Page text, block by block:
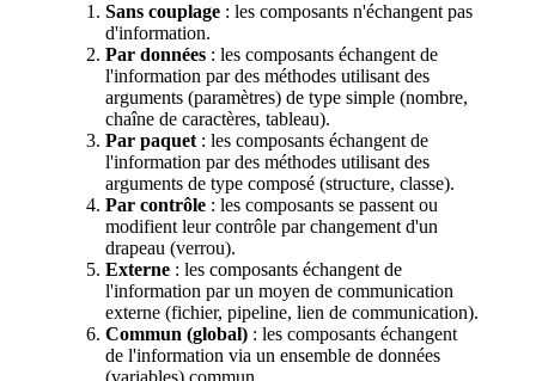
Sans couplage : les composants n'échangent pas
d'information.
Par données : les composants échangent de
l'information par des méthodes utilisant des
arguments (paramètres) de type simple (nombre,
chaîne de caractères, tableau).
Par paquet : les composants échangent de
l'information par des méthodes utilisant des
arguments de type composé (structure, classe).
Par contrôle : les composants se passent ou
modifient leur contrôle par changement d'un
drapeau (verrou).
Externe : les composants échangent de
l'information par un moyen de communication
externe (fichier, pipeline, lien de communication).
Commun (global) : les composants échangent
de l'information via un ensemble de données